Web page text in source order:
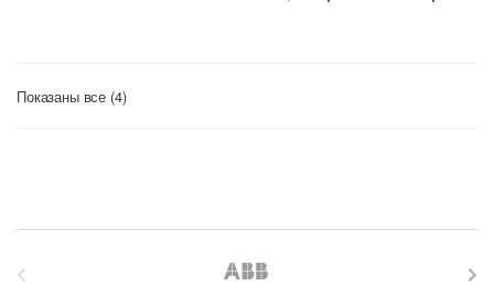
Показаны все (4)Цены:
по